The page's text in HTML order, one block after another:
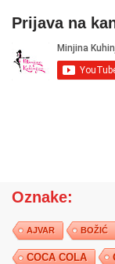
Prijava na
Oznake:
AJVAR BOŽIĆ
COCA COLA